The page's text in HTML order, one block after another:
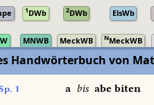
1DWb 2DWb ElsWb
MNWB MeckWB NMeckWB
Handwörterbuch von
1 abis abe biten